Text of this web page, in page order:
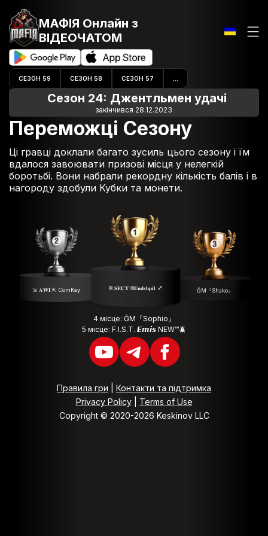
МАФІЯ Онлайн з
ВІДЕОЧАТОМ
СЕЗОН 59 СЕЗОН 58 СЕЗОН 57
Сезон 24: Джентльмен удачі
закінчився 28.12.2023
Переможці Сезону
Ці гравці доклали багато зусиль цього сезону і їм
вдалося завоювати призові місця у нелегкій
боротьбі. Вони набрали рекордну кількість балів і в
нагороду здобули Кубки та монети.
⛓ 𝐒𝐄𝐂𝐓 ⛓𝐄𝐧𝐝𝐬𝐡𝐩𝐢𝐥 ♐️
⇲ 𝐀𝐖𝐈 ⇱ ComKay ĞM『Shako』
4 місце: ĞM『Sophio』
5 місце: F.I.S.T. 𝙀𝙢𝙞𝙨 NEW™🪲
Правила гри
Контакти та підтримка
Privacy Policy| Terms of Use
Copyright © 2020-2026 Keskinov LLC